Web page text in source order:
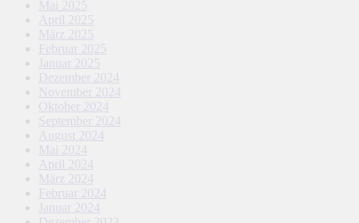
Mai 2025
April 2025
März 2025
Februar 2025
Januar 2025
Dezember 2024
November 2024
Oktober 2024
September 2024
August 2024
Mai 2024
April 2024
März 2024
Februar 2024
Januar 2024